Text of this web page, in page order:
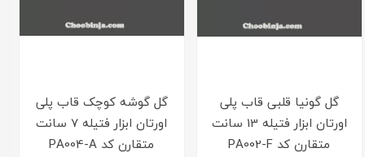
گل گونیا قلبی قاب پلی
اورتان ابزار فتیله 13 سانت
متقارن کد PA002-F
گل گوشه کوچک قاب پلی
اورتان ابزار فتیله 7 سانت
متقارن کد PA004-A